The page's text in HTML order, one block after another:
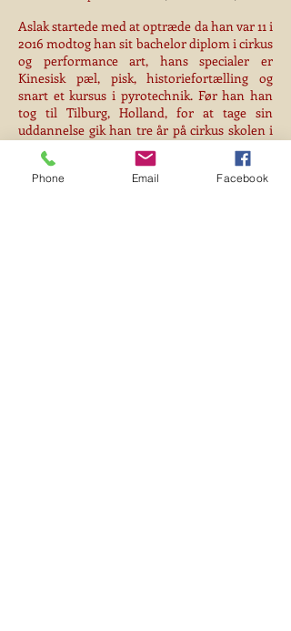
Aslak startede med at optræde da han var 11 i
2016 modtog han sit bachelor diplom i cirkus
og performance art, hans specialer er
Kinesisk pæl, pisk, historiefortælling og
snart et kursus i pyrotechnik. Før han han
tog til Tilburg, Holland, for at tage sin
uddannelse gik han tre år på cirkus skolen i
København, AFUK.
Aslak started performing with street theatre
at the age of 11. In 2016 he received his
Phone Email Facebook